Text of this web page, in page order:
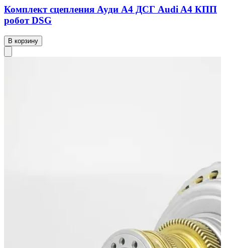
Комплект сцепления Ауди А4 ДСГ Audi A4 КПП
робот DSG
В корзину